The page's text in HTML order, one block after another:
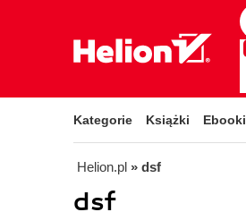
Kategorie Książki Ebooki
Helion.pl » dsf
dsf